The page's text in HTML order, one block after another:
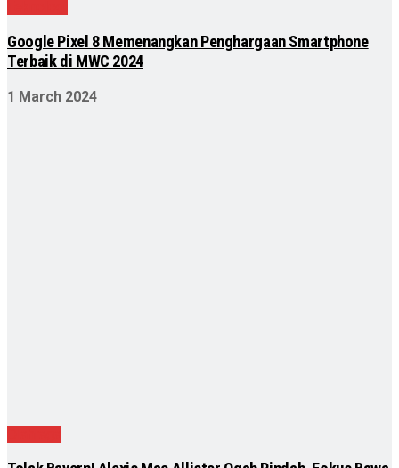
Google Pixel 8 Memenangkan Penghargaan Smartphone
Terbaik di MWC 2024
1 March 2024